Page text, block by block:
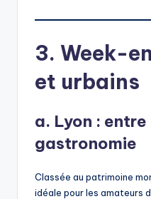
3. Week-
et urbains
a. Lyon :
gastronomie
Classée au patrimoine
idéale pour les amateurs